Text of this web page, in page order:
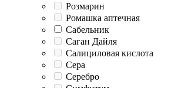
Розмарин
Ромашка аптечная
Сабельник
Саган Дайля
Салициловая кислота
Сера
Серебро